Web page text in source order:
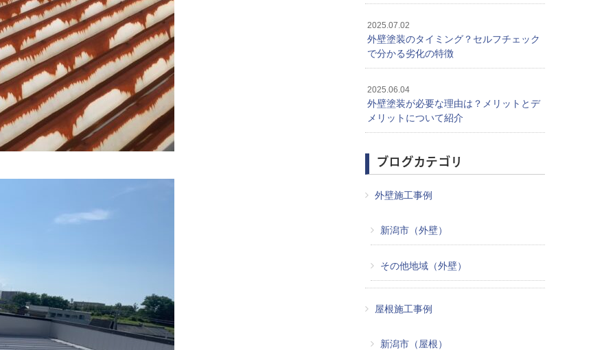
2025.07.02
外壁塗装のタイミング？セルフチェック
で分かる劣化の特徴
2025.06.04
外壁塗装が必要な理由は？メリットとデ
メリットについて紹介
ブログカテゴリ
外壁施工事例
新潟市（外壁）
その他地域（外壁）
屋根施工事例
新潟市（屋根）